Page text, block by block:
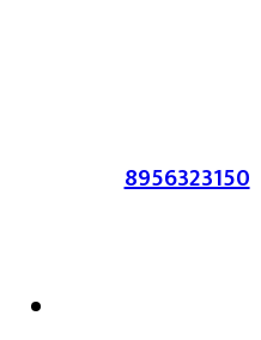
संपर्क :-8956323150/